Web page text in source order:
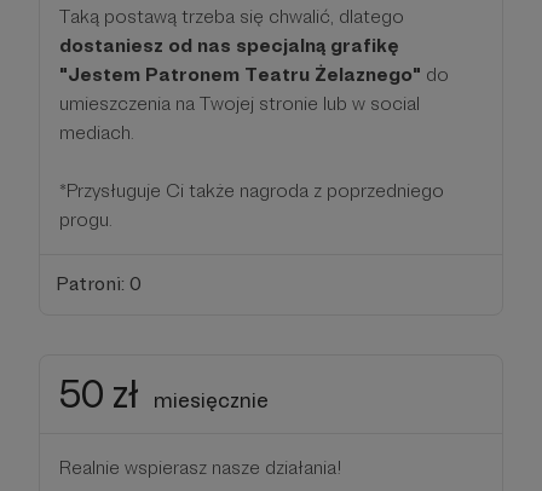
Taką postawą trzeba się chwalić, dlatego
dostaniesz od nas specjalną grafikę
"Jestem Patronem Teatru Żelaznego" do
umieszczenia na Twojej stronie lub w social
mediach.
*Przysługuje Ci także nagroda z poprzedniego
progu.
Patroni: 0
50 zł miesięcznie
Realnie wspierasz nasze działania!